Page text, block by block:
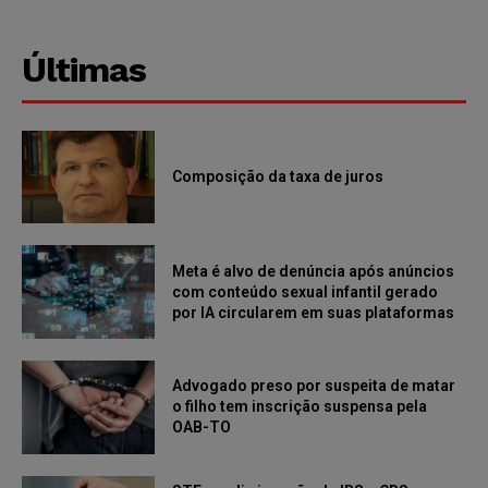
Últimas
Composição da taxa de juros
Meta é alvo de denúncia após anúncios
com conteúdo sexual infantil gerado
por IA circularem em suas plataformas
Advogado preso por suspeita de matar
o filho tem inscrição suspensa pela
OAB-TO